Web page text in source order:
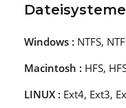
Windows : NTFS,
Macintosh : HFS,
LINUX : Ext4, Ext3,